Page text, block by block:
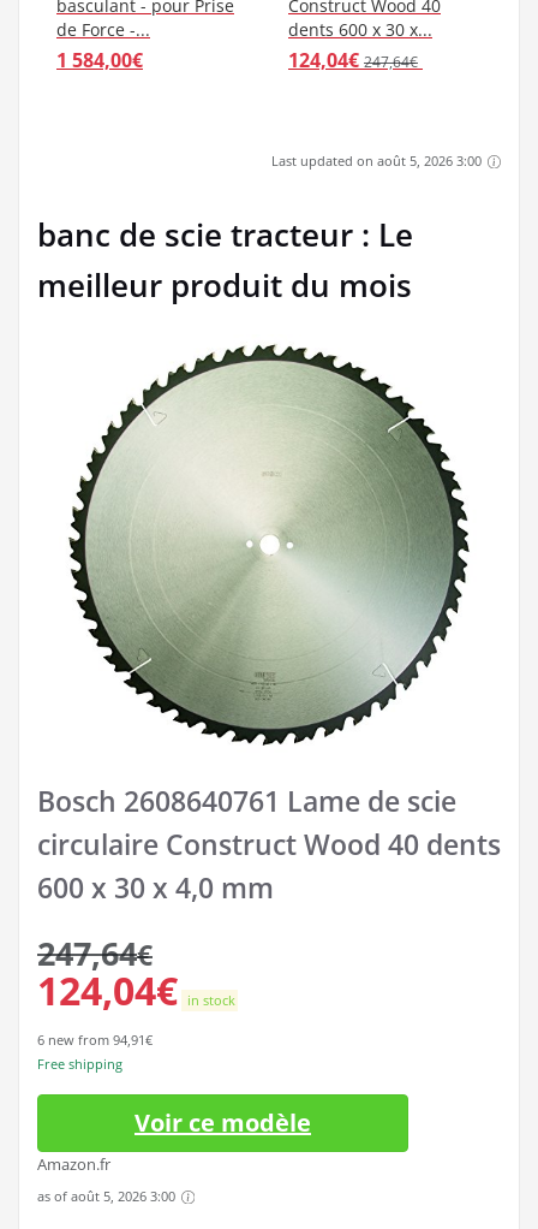
basculant - pour Prise
de Force -...
1 584,00€
Construct Wood 40
dents 600 x 30 x...
124,04€ 247,64€
Last updated on août 5, 2026 3:00
banc de scie tracteur : Le
meilleur produit du mois
Bosch 2608640761 Lame de scie
circulaire Construct Wood 40 dents
600 x 30 x 4,0 mm
247,64€
124,04€ in stock
6 new from 94,91€
Free shipping
Voir ce modèle
Amazon.fr
as of août 5, 2026 3:00